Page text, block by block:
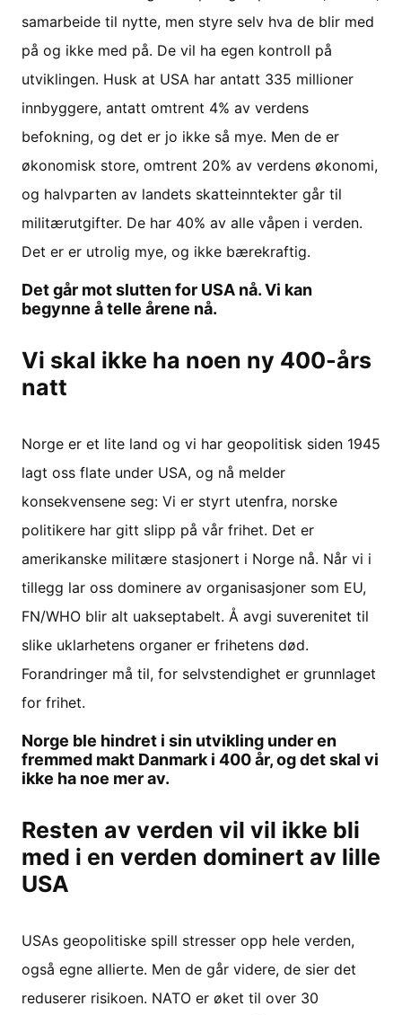
samarbeide til nytte, men styre selv hva de blir med
på og ikke med på. De vil ha egen kontroll på
utviklingen. Husk at USA har antatt 335 millioner
innbyggere, antatt omtrent 4% av verdens
befokning, og det er jo ikke så mye. Men de er
økonomisk store, omtrent 20% av verdens økonomi,
og halvparten av landets skatteinntekter går til
militærutgifter. De har 40% av alle våpen i verden.
Det er er utrolig mye, og ikke bærekraftig.
Det går mot slutten for USA nå. Vi kan
begynne å telle årene nå.
Vi skal ikke ha noen ny 400-års
natt
Norge er et lite land og vi har geopolitisk siden 1945
lagt oss flate under USA, og nå melder
konsekvensene seg: Vi er styrt utenfra, norske
politikere har gitt slipp på vår frihet. Det er
amerikanske militære stasjonert i Norge nå. Når vi i
tillegg lar oss dominere av organisasjoner som EU,
FN/WHO blir alt uakseptabelt. Å avgi suverenitet til
slike uklarhetens organer er frihetens død.
Forandringer må til, for selvstendighet er grunnlaget
for frihet.
Norge ble hindret i sin utvikling under en
fremmed makt Danmark i 400 år, og det skal vi
ikke ha noe mer av.
Resten av verden vil vil ikke bli
med i en verden dominert av lille
USA
USAs geopolitiske spill stresser opp hele verden,
også egne allierte. Men de går videre, de sier det
reduserer risikoen. NATO er øket til over 30